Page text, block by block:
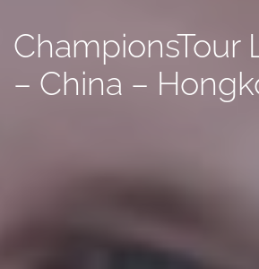
ChampionsTour
– China –